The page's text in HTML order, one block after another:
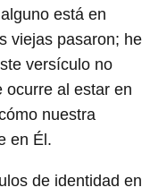
está en
viejas pasaron; he
versículo no
ocurre al estar en
nuestra
en Él.
de identidad en